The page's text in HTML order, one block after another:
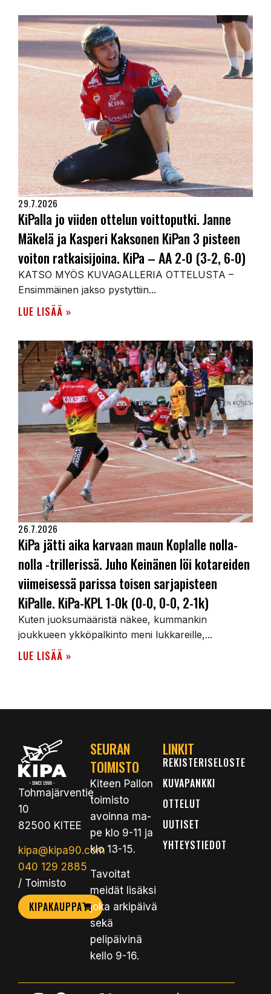
29.7.2026
KiPalla jo viiden ottelun voittoputki. Janne
Mäkelä ja Kasperi Kaksonen KiPan 3 pisteen
voiton ratkaisijoina. KiPa – AA 2-0 (3-2, 6-0)
KATSO MYÖS KUVAGALLERIA OTTELUSTA –
Ensimmäinen jakso pystyttiin...
LUE LISÄÄ »
26.7.2026
KiPa jätti aika karvaan maun Koplalle nolla-
nolla -trillerissä. Juho Keinänen löi kotareiden
viimeisessä parissa toisen sarjapisteen
KiPalle. KiPa-KPL 1-0k (0-0, 0-0, 2-1k)
Kuten juoksumääristä näkee, kummankin
joukkueen ykköpalkinto meni lukkareille,...
LUE LISÄÄ »
Tohmajärventie
10
82500 KITEE
kipa@kipa90.com
040 129 2885
/ Toimisto
KIPAKAUPPA
SEURAN
TOIMISTO
Kiteen Pallon
toimisto
avoinna ma-
pe klo 9-11 ja
klo 13-15.
Tavoitat
meidät lisäksi
joka arkipäivä
sekä
pelipäivinä
kello 9-16.
LINKIT
REKISTERISELOSTE
KUVAPANKKI
OTTELUT
UUTISET
YHTEYSTIEDOT